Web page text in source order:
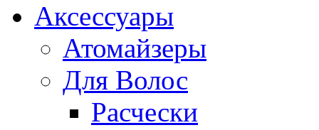
Aксессуары
Атомайзеры
Для Волос
Расчески